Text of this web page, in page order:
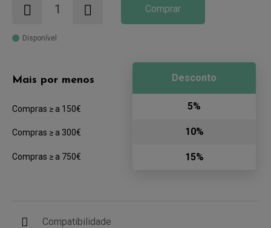
Comprar
Disponível
Mais por menos
Compras ≥ a 150€
Compras ≥ a 300€
Compras ≥ a 750€
Desconto
5%
10%
15%
Compatibilidade